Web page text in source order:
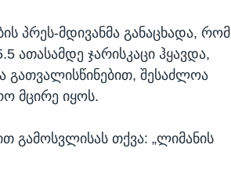
პრეს-მდივანმა განაცხადა, რომ
ათასამდე ჯარისკაცი ჰყავდა,
შესაძლოა
მცირე იყოს.
გამოსვლისას თქვა: „ლიმანის